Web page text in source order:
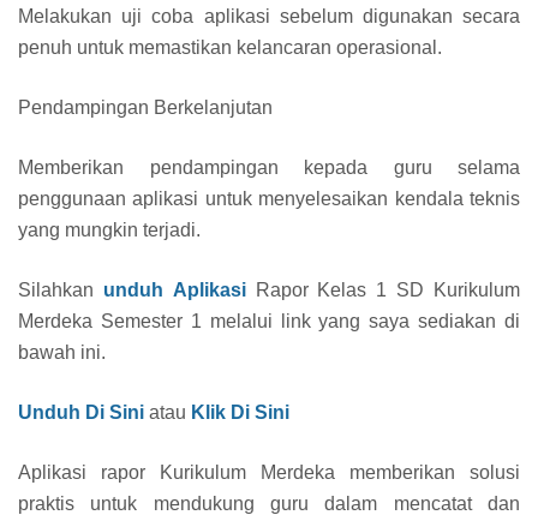
Melakukan uji coba aplikasi sebelum digunakan secara
penuh untuk memastikan kelancaran operasional.
Pendampingan Berkelanjutan
Memberikan pendampingan kepada guru selama
penggunaan aplikasi untuk menyelesaikan kendala teknis
yang mungkin terjadi.
Silahkan unduh AplikasiRapor Kelas 1 SD Kurikulum
Merdeka Semester 1 melalui link yang saya sediakan di
bawah ini.
Unduh Di Sini atau Klik Di Sini
Aplikasi rapor Kurikulum Merdeka memberikan solusi
praktis untuk mendukung guru dalam mencatat dan